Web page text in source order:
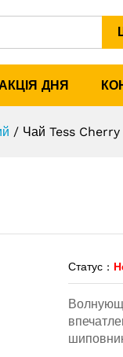
ДНЯ
/ Чай Tess
Статус :